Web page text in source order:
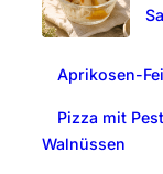
Aprikosen-
Pizza mit
Walnüssen